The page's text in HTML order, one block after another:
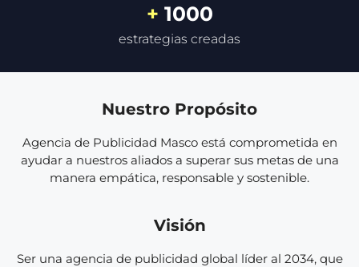
estrategias creadas
+ 1000
Nuestro Propósito
Agencia de Publicidad Masco está comprometida en
ayudar a nuestros aliados a superar sus metas de una
manera empática, responsable y sostenible.
Visión
Ser una agencia de publicidad global líder al 2034, que